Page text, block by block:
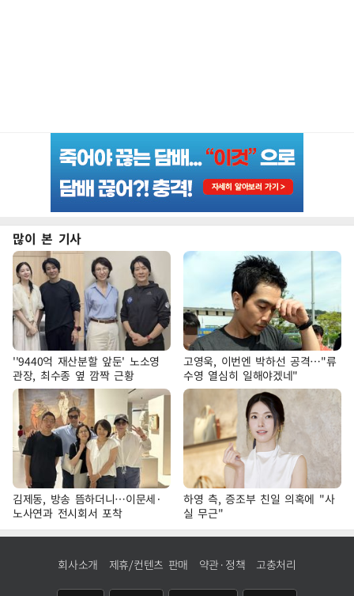
많이 본 기사
''9440억 재산분할 앞둔' 노소영
관장, 최수종 옆 깜짝 근황
고영욱, 이번엔 박하선 공격…"류
수영 열심히 일해야겠네"
김제동, 방송 뜸하더니…이문세·
노사연과 전시회서 포착
하영 측, 증조부 친일 의혹에 "사
실 무근"
회사소개 제휴/컨텐츠 판매 약관·정책 고충처리